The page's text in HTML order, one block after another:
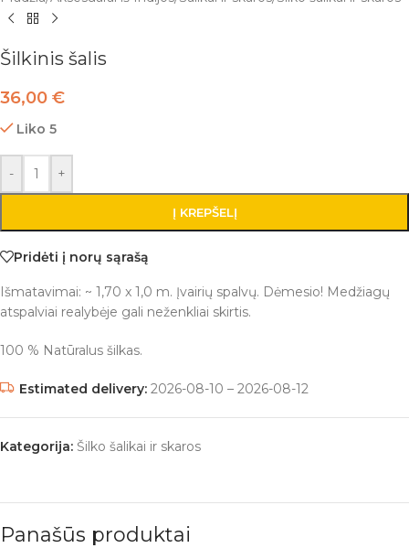
Šilkinis šalis
36,00 €
Liko 5
- +
Į KREPŠELĮ
Pridėti į norų sąrašą
Išmatavimai: ~ 1,70 x 1,0 m. Įvairių spalvų. Dėmesio! Medžiagų
atspalviai realybėje gali neženkliai skirtis.
100 % Natūralus šilkas.
Estimated delivery: 2026-08-10 – 2026-08-12
Kategorija: Šilko šalikai ir skaros
Panašūs produktai